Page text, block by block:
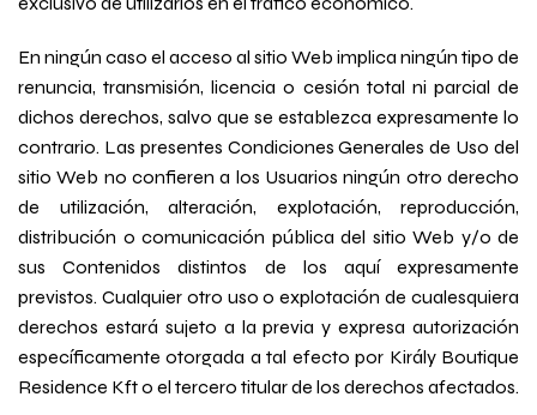
En ningún caso el acceso al sitio Web implica ningún tipo de
renuncia, transmisión, licencia o cesión total ni parcial de
dichos derechos, salvo que se establezca expresamente lo
contrario. Las presentes Condiciones Generales de Uso del
sitio Web no confieren a los Usuarios ningún otro derecho
de utilización, alteración, explotación, reproducción,
distribución o comunicación pública del sitio Web y/o de
sus Contenidos distintos de los aquí expresamente
previstos. Cualquier otro uso o explotación de cualesquiera
derechos estará sujeto a la previa y expresa autorización
específicamente otorgada a tal efecto por Király Boutique
Residence Kft o el tercero titular de los derechos afectados.